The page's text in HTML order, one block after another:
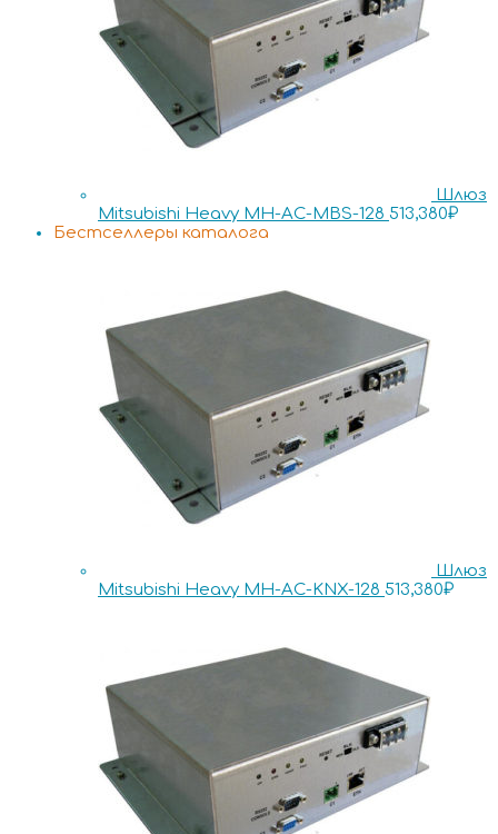
Шлюз
Mitsubishi Heavy MH-AC-MBS-128 513,380₽
Бестселлеры каталога
Шлюз
Mitsubishi Heavy MH-AC-KNX-128 513,380₽